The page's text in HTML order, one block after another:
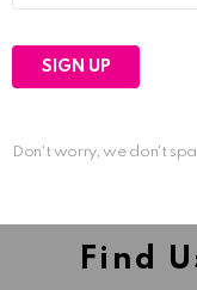
Don't worry, we don't
Find